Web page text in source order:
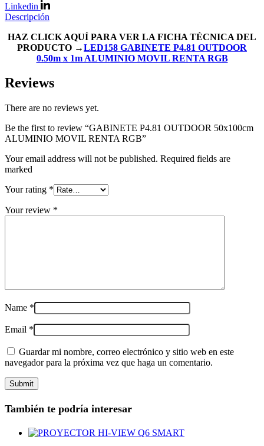
Linkedin
Descripción
HAZ CLICK AQUÍ PARA VER LA FICHA TÉCNICA DEL
PRODUCTO →LED158 GABINETE P4.81 OUTDOOR
0.50m x 1m ALUMINIO MOVIL RENTA RGB
Reviews
There are no reviews yet.
Be the first to review “GABINETE P4.81 OUTDOOR 50x100cm
ALUMINIO MOVIL RENTA RGB”
Your email address will not be published. Required fields are
marked
Your rating *
Your review *
Name *
Email *
Guardar mi nombre, correo electrónico y sitio web en este
navegador para la próxima vez que haga un comentario.
También te podría interesar